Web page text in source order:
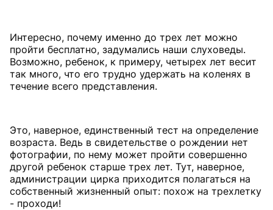
Интересно, почему именно до трех лет можно
пройти бесплатно, задумались наши слуховеды.
Возможно, ребенок, к примеру, четырех лет весит
так много, что его трудно удержать на коленях в
течение всего представления.
Это, наверное, единственный тест на определение
возраста. Ведь в свидетельстве о рождении нет
фотографии, по нему может пройти совершенно
другой ребенок старше трех лет. Тут, наверное,
администрации цирка приходится полагаться на
собственный жизненный опыт: похож на трехлетку
- проходи!